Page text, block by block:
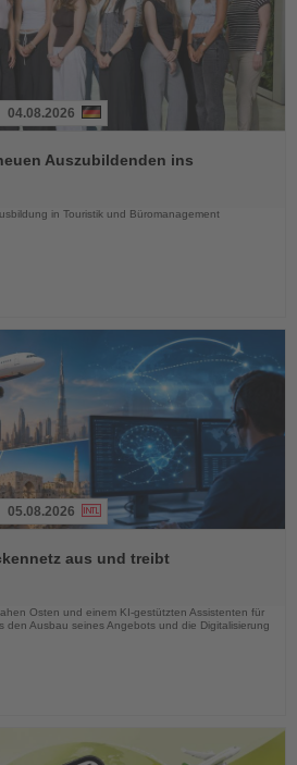
04.08.2026
Auszubildenden ins
in Touristik und Büromanagement
05.08.2026
aus und treibt
Osten und einem KI-gestützten Assistenten für
den Ausbau seines Angebots und die Digitalisierung